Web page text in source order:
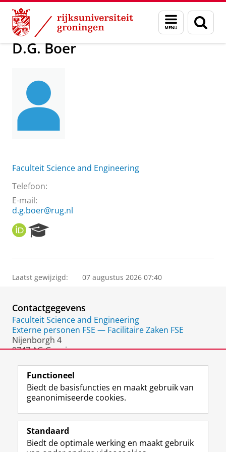
Skip
Content
Skip
Navigation
Menu
en
zoeken
Over ons D.G. Boer
D.G. Boer
Faculteit Science and Engineering
Telefoon:
E-mail:
d.g.boer@rug.nl
O
R
I
e
r
P
o
r
t
a
Laatst gewijzigd: 07 augustus 2026 07:40
Contactgegevens
Faculteit Science and Engineering
Externe personen FSE — Facilitaire Zaken FSE
Nijenborgh 4
9747 AG Groningen
Volg de RUG
F
a
e
L
i
k
R
S
-
I
n
t
Y
o
T
Studiekiezers
Functioneel
Biedt de basisfuncties en maakt gebruik van
geanonimiseerde cookies.
Standaard
Biedt de optimale werking en maakt gebruik